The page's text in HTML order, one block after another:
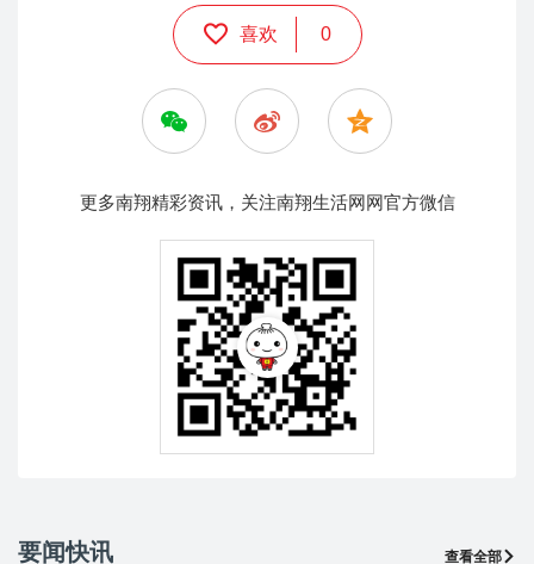
喜欢 0
更多南翔精彩资讯，关注南翔生活网网官方微信
要闻快讯 查看全部